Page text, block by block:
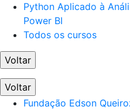
Python Aplicado à
Power BI
Todos os cursos
Voltar
Voltar
Fundação Edson